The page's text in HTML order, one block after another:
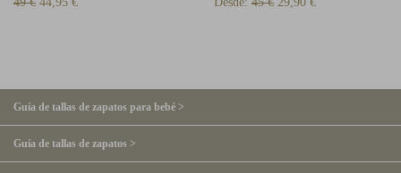
Guía de tallas de zapatos para bebé >
Guía de tallas de zapatos >